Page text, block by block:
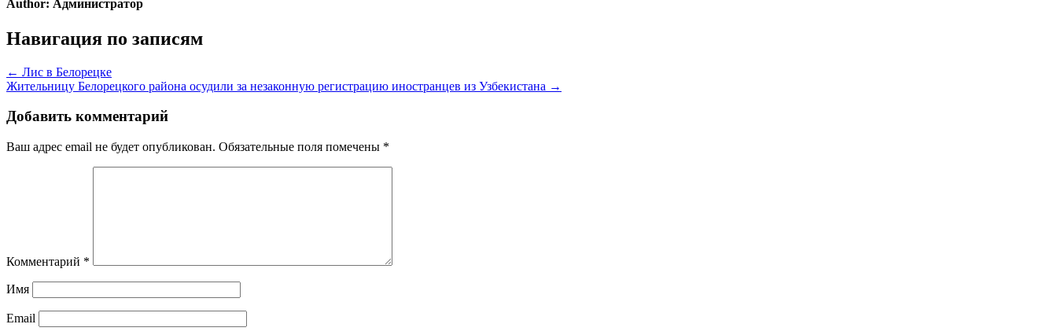
Author: Администратор
Навигация по записям
← Лис в Белорецке
Жительницу Белорецкого района осудили за незаконную регистрацию иностранцев из Узбекистана →
Добавить комментарий
Ваш адрес email не будет опубликован. Обязательные поля помечены *
Комментарий *
Имя
Email